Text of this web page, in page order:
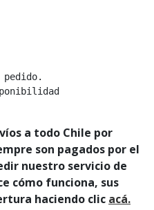
pedido.
a todo Chile por
son pagados por el
nuestro servicio de
cómo funciona, sus
haciendo clic acá.